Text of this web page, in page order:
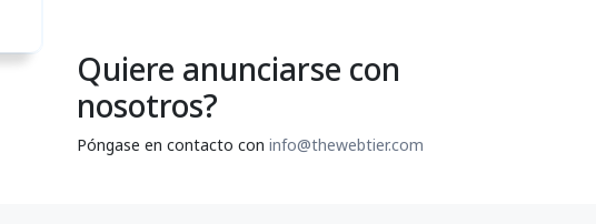
Quiere anunciarse con
nosotros?
Póngase en contacto con info@thewebtier.com